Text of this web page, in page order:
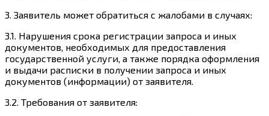
3. Заявитель может обратиться с жалобами в случаях:
3.1. Нарушения срока регистрации запроса и иных
документов, необходимых для предоставления
государственной услуги, а также порядка оформления
и выдачи расписки в получении запроса и иных
документов (информации) от заявителя.
3.2. Требования от заявителя: